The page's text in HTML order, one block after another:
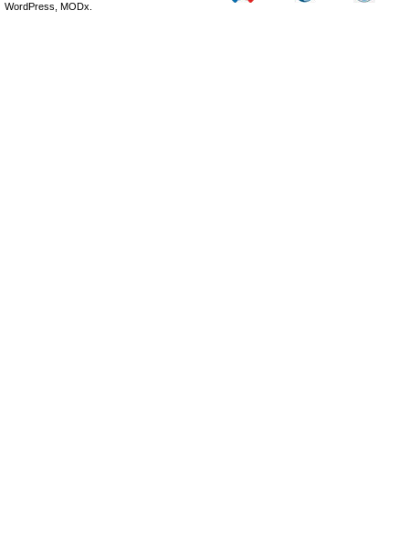
WordPress, MODx.